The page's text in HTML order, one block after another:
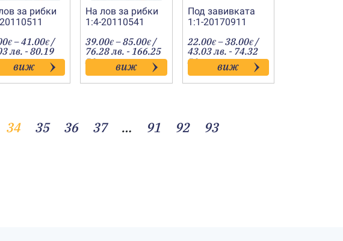
за рибки
€ –41.00€Price
range:
22.00€
through
41.00€
/
лв. - 80.19
виж
На лов за рибки
1:4-20110541
39.00€ –85.00€Price
range:
39.00€
through
85.00€
/
76.28 лв. - 166.25
лв. виж
Под завивката
1:1-20170911
22.00€ –38.00€Price
range:
22.00€
through
38.00€
/
43.03 лв. - 74.32
лв. виж
34 35 36 37 … 91 92 93